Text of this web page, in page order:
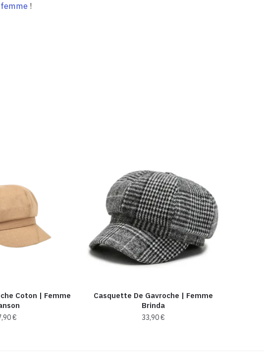
!
Coton | Femme
€
Casquette De Gavroche​ | Femme
Brinda
33,90€